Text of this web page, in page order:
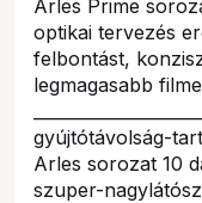
Arles Prime
optikai tervezés
felbontást,
legmagasabb
gyújtótávolság-
Arles sorozat 10
szuper-